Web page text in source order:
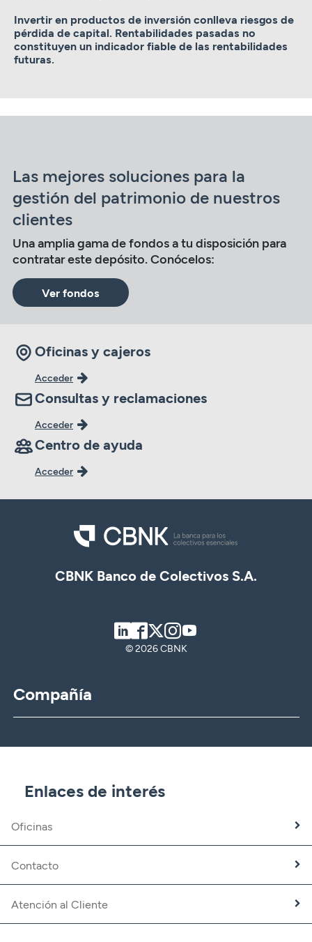
Invertir en productos de inversión conlleva riesgos de
pérdida de capital. Rentabilidades pasadas no
constituyen un indicador fiable de las rentabilidades
futuras.
Las mejores soluciones para la
gestión del patrimonio de nuestros
clientes
Una amplia gama de fondos a tu disposición para
contratar este depósito. Conócelos:
Ver fondos
Oficinas y cajeros
Acceder
Consultas y reclamaciones
Acceder
Centro de ayuda
Acceder
CBNK Banco de Colectivos S.A.
LinkedIn
Facebook
TwitterInstagram
© 2026 CBNK
Compañía
CBNK Gestión de Activos
Banca Partner
Trabaja con nosotros
Fundación CBNK
Enlaces de interés
Oficinas
Contacto
Atención al Cliente